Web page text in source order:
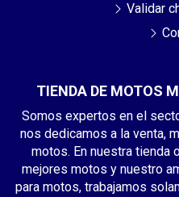
TIENDA DE MOTOS
Somos expertos en el
nos dedicamos a la venta,
motos. En nuestra tienda
mejores motos y nuestro
para motos, trabajamos
Validar